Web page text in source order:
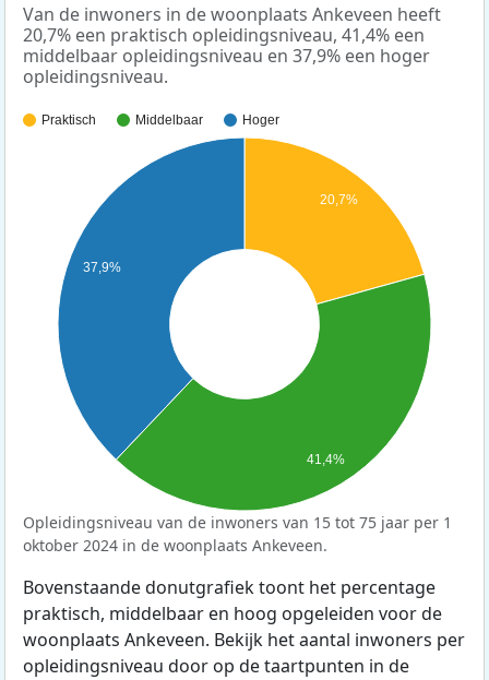
Van de inwoners in de woonplaats Ankeveen heeft
20,7% een praktisch opleidingsniveau, 41,4% een
middelbaar opleidingsniveau en 37,9% een hoger
opleidingsniveau.
Praktisch Middelbaar Hoger
20,7%
37,9%
41,4%
Opleidingsniveau van de inwoners van 15 tot 75 jaar per 1
oktober 2024 in de woonplaats Ankeveen.
Bovenstaande donutgrafiek toont het percentage
praktisch, middelbaar en hoog opgeleiden voor de
woonplaats Ankeveen. Bekijk het aantal inwoners per
opleidingsniveau door op de taartpunten in de